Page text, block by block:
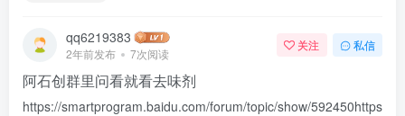
qq6219383
2年前发布 7次阅读
关注 私信
阿石创群里问看就看去味剂
https://smartprogram.baidu.com/forum/topic/show/